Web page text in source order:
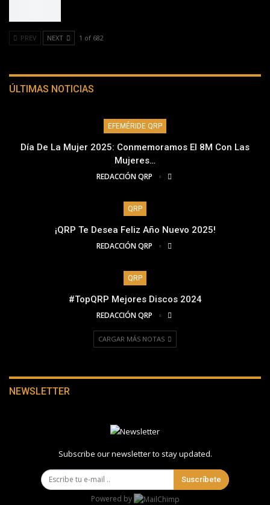
PREV NEXT 1 of 682
ÚLTIMAS NOTICIAS
EFEMÉRIDE QRP
Día De La Mujer 2025: Conmemoramos El 8M Con Las
Mujeres…
REDACCIÓN QRP
QRP
¡QRP Te Desea Feliz Año Nuevo 2025!
REDACCIÓN QRP
QRP
#TopQRP Mejores Discos 2024
REDACCIÓN QRP
CARGAR MÁS NOTAS
NEWSLETTER
Subscribe our newsletter to stay updated.
Suscríbete
Powered by